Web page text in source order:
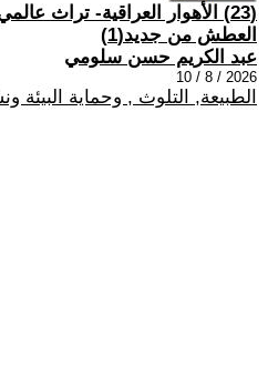
(23) الأهوار العراقية- تراث
العطش من جديد(1)
عبد الكريم حسن سلومي
2026 / 8 / 10
الطبيعة, التلوث , وحماية